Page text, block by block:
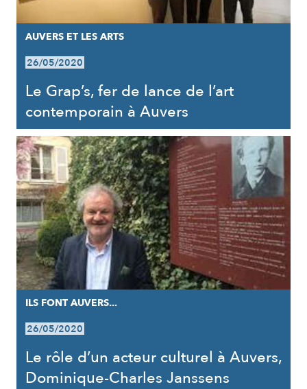
AUVERS ET LES ARTS
26/05/2020
Le Grap’s, fer de lance de l’art
contemporain à Auvers
ILS FONT AUVERS...
26/05/2020
Le rôle d’un acteur culturel à Auvers,
Dominique-Charles Janssens